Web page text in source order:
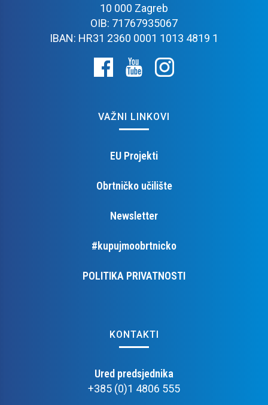
10 000 Zagreb
OIB: 71767935067
IBAN: HR31 2360 0001 1013 4819 1
VAŽNI LINKOVI
EU Projekti
Obrtničko učilište
Newsletter
#kupujmoobrtnicko
POLITIKA PRIVATNOSTI
KONTAKTI
Ured predsjednika
+385 (0)1 4806 555